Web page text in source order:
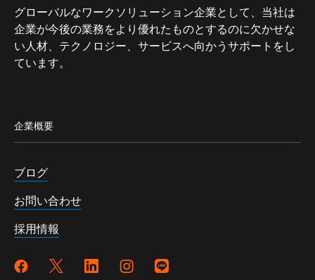
グローバルなワークソリューション企業として、当社は
企業が今後の業務をより優れたものとするのに欠かせな
い人材、テクノロジー、サービスへ向かうサポートをし
ています。
企業概要
ブログ
お問い合わせ
採用情報